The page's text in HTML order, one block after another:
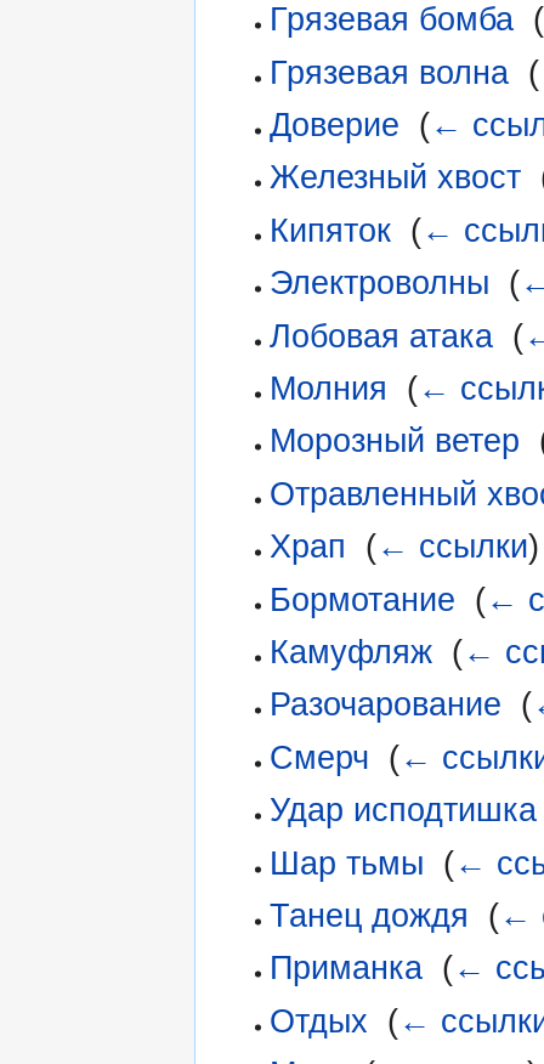
Грязевая бомба‎ (
Грязевая волна‎ (
Доверие (←
Железный хвост‎
Кипяток‎ (←
Электроволны (
Лобовая атака‎ (
Молния
(←
Морозный ветер
Отравленный
Храп
(← ссылки)
Бормотание (←
Камуфляж‎ (←
Разочарование (
Смерч (←
Удар исподтишка
Шар тьмы (←
Танец дождя
(←
Приманка‎ (←
Отдых (←